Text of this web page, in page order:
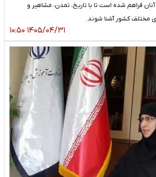
فراهم شده است تا با تاریخ، تمدن، مشاهیر و
مختلف کشور آشنا شوند.
۱۴۰۵/۰۴/۳۱ ۱۰:۵۰